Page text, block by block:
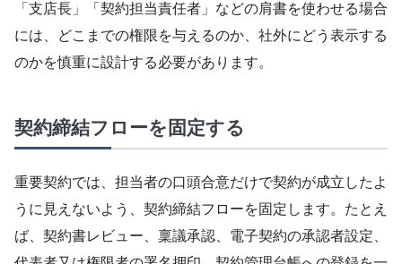
「支店長」「契約担当責任者」などの肩書を使わせる場合
には、どこまでの権限を与えるのか、社外にどう表示する
のかを慎重に設計する必要があります。
契約締結フローを固定する
重要契約では、担当者の口頭合意だけで契約が成立したよ
うに見えないよう、契約締結フローを固定します。たとえ
ば、契約書レビュー、稟議承認、電子契約の承認者設定、